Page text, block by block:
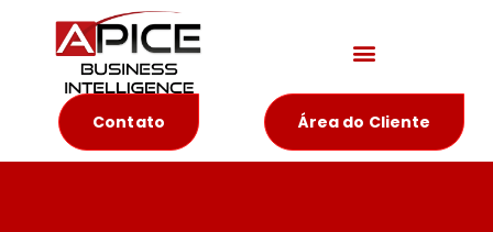
Contato Área do Cliente